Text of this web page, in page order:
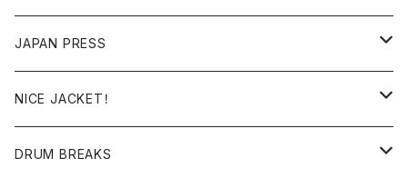
RE-EDIT/DJ TOOLS
MIXCD
日本語ラップ
JAPANESE DJ
MIXTAPE
JAPAN PRESS
LP(+ OBI)
7"/12"
NICE JACKET！
DONUTS 45
DRUM BREAKS